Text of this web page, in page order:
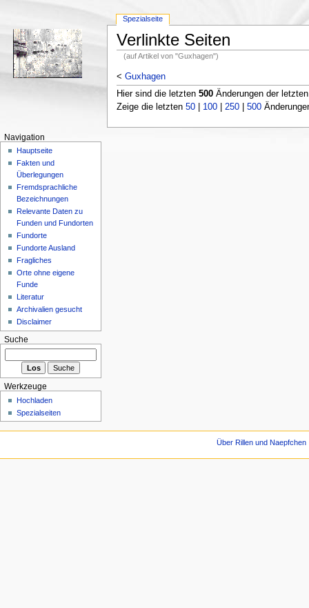
Verlinkte Seiten
(auf Artikel von "Guxhagen")
< Guxhagen
Hier sind die letzten 500Änderungen der
Zeige die letzten 50| 100| 250| 500
Spezialseite
Navigation
Hauptseite
Fakten und
Überlegungen
Fremdsprachliche
Bezeichnungen
Relevante Daten zu
Funden und Fundorten
Fundorte
Fundorte Ausland
Fragliches
Orte ohne eigene
Funde
Literatur
Archivalien gesucht
Disclaimer
Suche
Werkzeuge
Hochladen
Spezialseiten
Über Rillen und Naepfchen